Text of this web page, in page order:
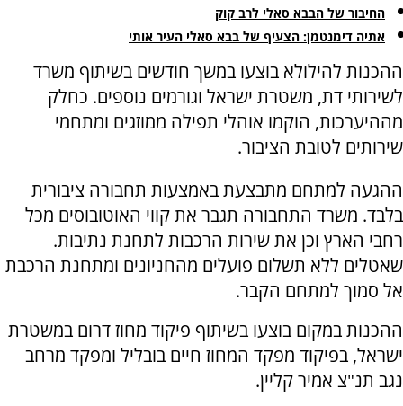
החיבור של הבבא סאלי לרב קוק
אתיה דימנטמן: הצעיף של בבא סאלי העיר אותי
ההכנות להילולא בוצעו במשך חודשים בשיתוף משרד
לשירותי דת, משטרת ישראל וגורמים נוספים. כחלק
מההיערכות, הוקמו אוהלי תפילה ממוזגים ומתחמי
שירותים לטובת הציבור.
ההגעה למתחם מתבצעת באמצעות תחבורה ציבורית
בלבד. משרד התחבורה תגבר את קווי האוטובוסים מכל
רחבי הארץ וכן את שירות הרכבות לתחנת נתיבות.
שאטלים ללא תשלום פועלים מהחניונים ומתחנת הרכבת
אל סמוך למתחם הקבר.
ההכנות במקום בוצעו בשיתוף פיקוד מחוז דרום במשטרת
ישראל, בפיקוד מפקד המחוז חיים בובליל ומפקד מרחב
נגב תנ"צ אמיר קליין.